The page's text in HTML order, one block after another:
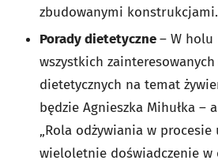
zbudowanymi konstrukcjami.
Porady dietetyczne– W
wszystkich
dietetycznych na temat
będzie Agnieszka Mihułka –
„Rola odżywiania w procesie
wieloletnie doświadczenie w